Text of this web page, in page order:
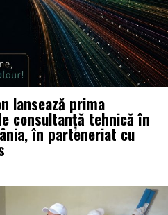
lansează prima
consultanță tehnică în
în parteneriat cu